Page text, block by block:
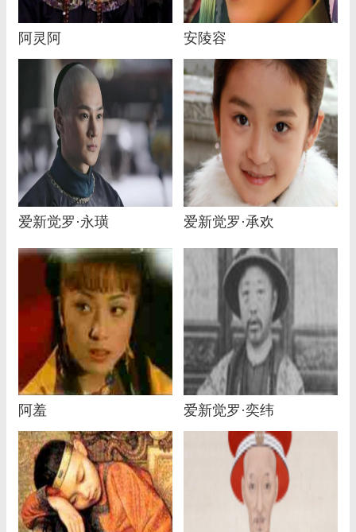
阿灵阿 安陵容
爱新觉罗·永璜 爱新觉罗·承欢
阿羞 爱新觉罗·奕纬